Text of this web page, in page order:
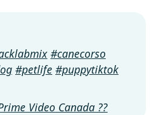
#canecorso
#petlife #puppytiktok
Video Canada ??